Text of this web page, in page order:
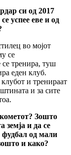
си од 2017
успее еве и од
во мојот
се
се тренира, туш
еден клуб.
и тренираат
и за сите
Зошто
земја и да се
од мали
и како?